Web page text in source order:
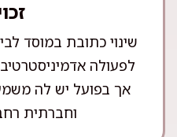
שינוי כתובת במוסד
לפעולה
אך בפועל יש לה
וחברתית